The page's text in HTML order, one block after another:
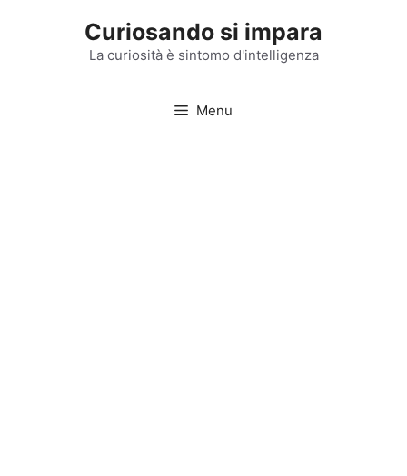
Curiosando si impara
La curiosità è sintomo d'intelligenza
Menu